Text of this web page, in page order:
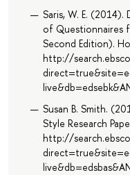
Saris, W. E. (2014).
of Questionnaires
Second Edition).
http://
Susan B. Smith.
Style Research
http://